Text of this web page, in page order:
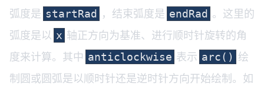
弧度是 startRad ，结束弧度是 endRad 。这里的
弧度是以 x 轴正方向为基准、进行顺时针旋转的角
度来计算。其中 anticlockwise 表示 arc() 绘
制圆或圆弧是以顺时针还是逆时针方向开始绘制。如